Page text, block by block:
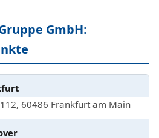
GmbH:
60486 Frankfurt am Main